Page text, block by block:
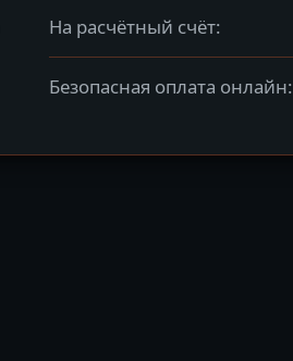
На расчётный счёт:
Безопасная оплата онлайн: